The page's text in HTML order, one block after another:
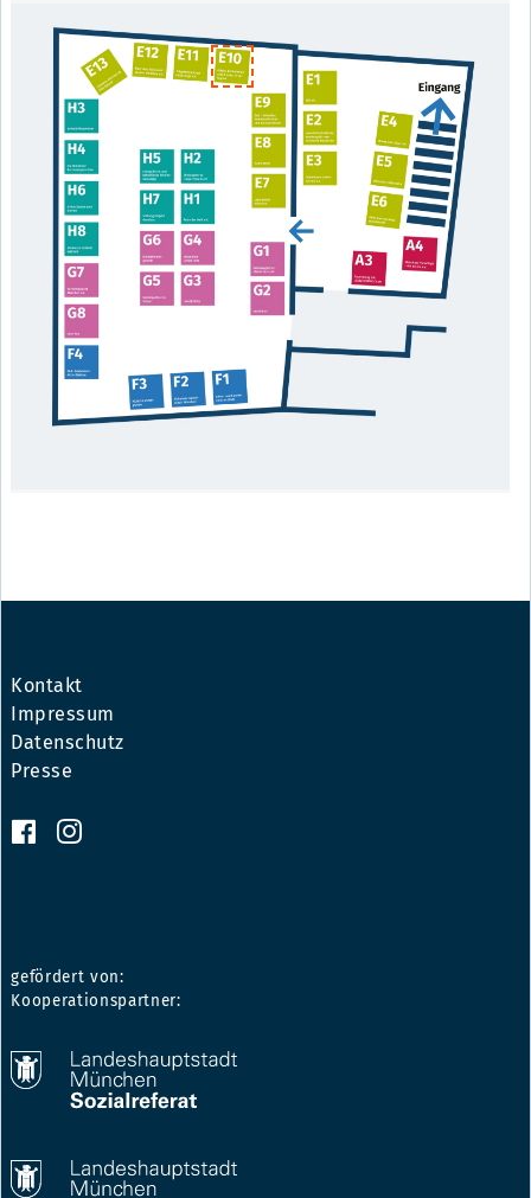
Kontakt
Impressum
Datenschutz
Presse
gefördert von:
Kooperationspartner: